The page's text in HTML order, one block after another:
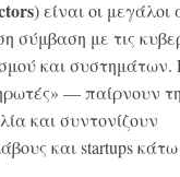
) είναι οι μεγάλοι
σύμβαση με τις
και συστημάτων.
— παίρνουν
και συντονίζουν
και startups